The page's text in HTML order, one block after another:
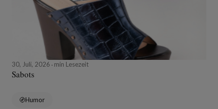
30, Juli, 2026 min Lesezeit
Sabots
Humor